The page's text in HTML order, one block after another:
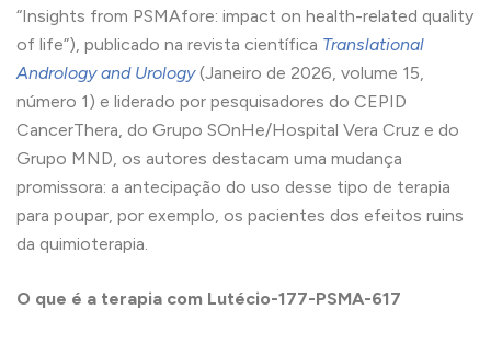
“Insights from PSMAfore: impact on health-related quality
of life”), publicado na revista científica Translational
Andrology and Urology(Janeiro de 2026, volume 15,
número 1) e liderado por pesquisadores do CEPID
CancerThera, do Grupo SOnHe/Hospital Vera Cruz e do
Grupo MND, os autores destacam uma mudança
promissora: a antecipação do uso desse tipo de terapia
para poupar, por exemplo, os pacientes dos efeitos ruins
da quimioterapia.
O que é a terapia com Lutécio-177-PSMA-617